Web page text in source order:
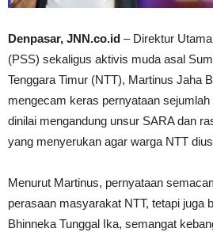
Denpasar, JNN.co.id – Direktur
(PSS) sekaligus aktivis muda asal
Tenggara Timur (NTT), Martinus Jaha
mengecam keras pernyataan
dinilai mengandung unsur SARA dan
yang menyerukan agar warga NTT
Menurut Martinus, pernyataan
perasaan masyarakat NTT, tetapi juga
Bhinneka Tunggal Ika, semangat